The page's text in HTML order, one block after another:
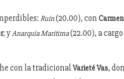
Ruín(20.00), con
; yAnarquía Marítima(22.00), a cargo
con la tradicional Varieté Vas,